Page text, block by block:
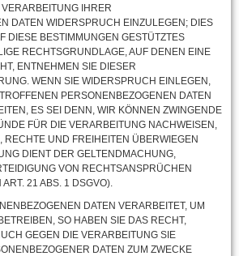
IHRER
DATEN WIDERSPRUCH EINZULEGEN; DIES
DIESE BESTIMMUNGEN GESTÜTZTES
RECHTSGRUNDLAGE, AUF DENEN EINE
ENTNEHMEN SIE DIESER
WENN SIE WIDERSPRUCH EINLEGEN,
PERSONENBEZOGENEN DATEN
ES SEI DENN, WIR KÖNNEN ZWINGENDE
FÜR DIE VERARBEITUNG NACHWEISEN,
RECHTE UND FREIHEITEN ÜBERWIEGEN
DIENT DER GELTENDMACHUNG,
VON RECHTSANSPRÜCHEN
21 ABS. 1 DSGVO).
DATEN VERARBEITET, UM
SO HABEN SIE DAS RECHT,
GEGEN DIE VERARBEITUNG SIE
DATEN ZUM ZWECKE